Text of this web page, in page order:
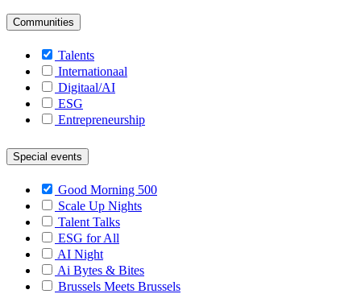
Communities
Talents
Internationaal
Digitaal/AI
ESG
Entrepreneurship
Special events
Good Morning 500
Scale Up Nights
Talent Talks
ESG for All
AI Night
Ai Bytes & Bites
Brussels Meets Brussels